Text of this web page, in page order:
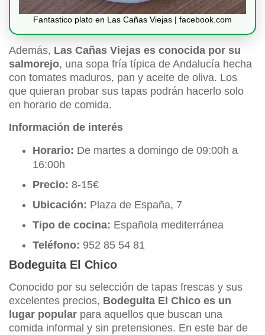
Fantastico plato en Las Cañas Viejas | facebook.com
Además, Las Cañas Viejas es conocida por su
salmorejo, una sopa fría típica de Andalucía hecha
con tomates maduros, pan y aceite de oliva. Los
que quieran probar sus tapas podrán hacerlo solo
en horario de comida.
Información de interés
Horario: De martes a domingo de 09:00h a
16:00h
Precio: 8-15€
Ubicación: Plaza de España, 7
Tipo de cocina: Española mediterránea
Teléfono: 952 85 54 81
Bodeguita El Chico
Conocido por su selección de tapas frescas y sus
excelentes precios, Bodeguita El Chico es un
lugar popular para aquellos que buscan una
comida informal y sin pretensiones. En este bar de